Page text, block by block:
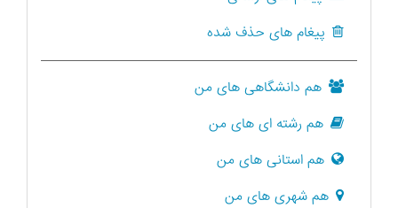
پیغام های حذف شده
هم دانشگاهی های من
هم رشته ای های من
هم استانی های من
هم شهری های من